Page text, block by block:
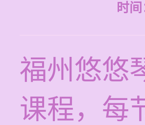
时
福州悠悠
课程，每